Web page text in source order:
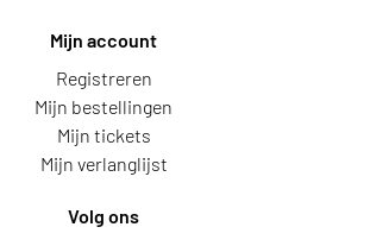
Mijn account
Registreren
Mijn bestellingen
Mijn tickets
Mijn verlanglijst
Volg ons